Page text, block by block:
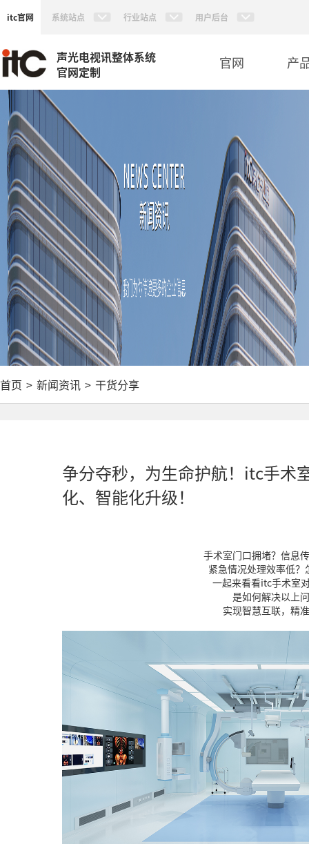
itc官网 系统站点 行业站点 用户后台
声光电视讯整体系统
官网定制
官网 产
首页 > 新闻资讯 > 干货分享
争分夺秒，为生命护航！itc手术
化、智能化升级！
手术室门口拥堵？信息
紧急情况处理效率低？
一起来看看itc手术室
是如何解决以上
实现智慧互联，精